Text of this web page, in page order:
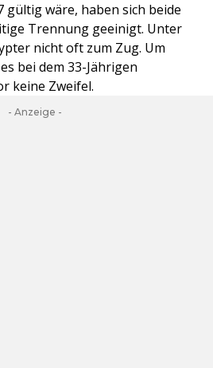
gültig wäre, haben sich beide
Trennung geeinigt. Unter
nicht oft zum Zug. Um
bei dem 33-Jährigen
keine Zweifel.
- Anzeige -